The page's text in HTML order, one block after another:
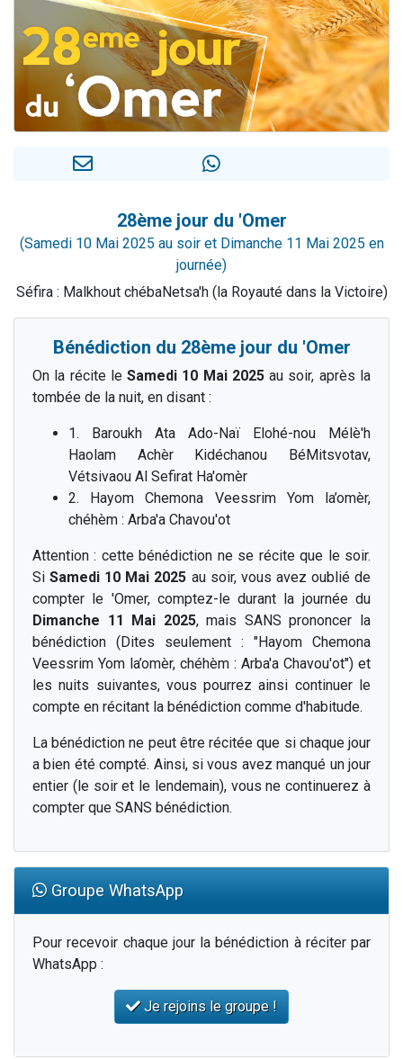
13 personnes viennent de demander une bénédiction
30 personnes viennent de faire un don pour Sauvez la jambe de Yohan
Il reste 49 places pour étudier en groupe sur Zoom
12 nouvelles musiques dans Torah-Box Music
29 personnes viennent de demander une bénédiction
28ème jour du 'Omer
(Samedi 10 Mai 2025 au soir et Dimanche 11 Mai 2025 en
journée)
Séfira : Malkhout chébaNetsa'h (la Royauté dans la Victoire)
Bénédiction du 28ème jour du 'Omer
On la récite leSamedi 10 Mai 2025au soir, après la
tombée de la nuit, en disant :
1. Baroukh Ata Ado-Naï Elohé-nou Mélè'h
Haolam Achèr Kidéchanou BéMitsvotav,
Vétsivaou Al Sefirat Ha'omèr
2. Hayom Chemona Veessrim Yom la’omèr,
chéhèm : Arba'a Chavou'ot
Attention : cette bénédiction ne se récite que le soir.
SiSamedi 10 Mai 2025 au soir, vous avez oublié de
compter le 'Omer, comptez-le durant la journée du
Dimanche 11 Mai 2025, mais SANS prononcer la
bénédiction (Dites seulement : "Hayom Chemona
Veessrim Yom la’omèr, chéhèm : Arba'a Chavou'ot") et
les nuits suivantes, vous pourrez ainsi continuer le
compte en récitant la bénédiction comme d'habitude.
La bénédiction ne peut être récitée que si chaque jour
a bien été compté. Ainsi, si vous avez manqué un jour
entier (le soir et le lendemain), vous ne continuerez à
compter que SANS bénédiction.
Groupe WhatsApp
Pour recevoir chaque jour la bénédiction à réciter par
WhatsApp :
Je rejoins le groupe !